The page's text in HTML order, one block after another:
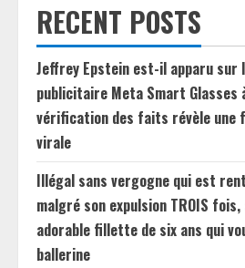
RECENT POSTS
Jeffrey Epstein est-il apparu sur
publicitaire Meta Smart Glasses
vérification des faits révèle une
virale
Illégal sans vergogne qui est
malgré son expulsion TROIS
adorable fillette de six ans qui
ballerine